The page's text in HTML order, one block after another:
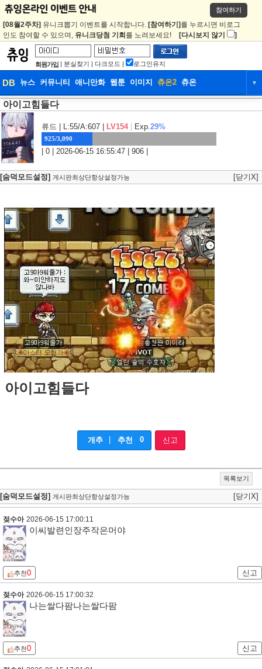
참여하기
[08월2주차] 유니크뽑기 이벤트를 시작합니다. [참여하기] 를 누르시면 비로그
인도 참여할 수 있으며, 유니크당첨 기회 를 노려보세요! [다시보지 않기 ]
회원가입 | 분실찾기 | 다크모드 | 로그인유지
DB 뉴스 커뮤니티 애니만화 웹툰 이미지 츄온2 츄온 ▼
DB
웹툰 이미지 츄온2
아이고힘들다
류드 | L:55/A:607 | LV154 Exp.29%
925/3,090
| 0 | 2026-06-15 16:55:47 | 906 |
[숨덕모드설정] 게시판최상단항상설정가능 [닫기X]
아이고힘들다
개추 추천 0 신고
목록보기
[숨덕모드설정] 게시판최상단항상설정가능 [닫기X]
젖수아 2026-06-15 17:00:11
이씨발련인장주작은머야
추천0 신고
젖수아 2026-06-15 17:00:32
나는쌀다팜나는쌀다팜
추천0 신고